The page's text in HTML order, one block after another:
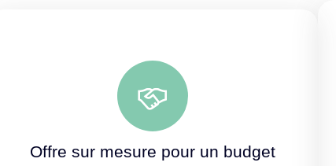
Offre sur mesure pour un budget